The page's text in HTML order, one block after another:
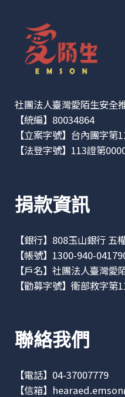
社團法人臺灣愛陌生安全
【統編】80034864
【立案字號】台內團字第
【法登字號】113證第
捐款資訊
【銀行】808玉山銀行 五
【帳號】1300-940-
【戶名】社團法人臺灣愛
【勸募字號】衛部救字第
聯絡我們
【電話】04-37007779
【信箱】